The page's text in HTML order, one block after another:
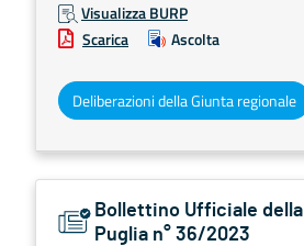
Visualizza BURP
Scarica
Ascolta
Deliberazioni della Giunta regionale
Bollettino Ufficiale
Puglia n° 36/2023